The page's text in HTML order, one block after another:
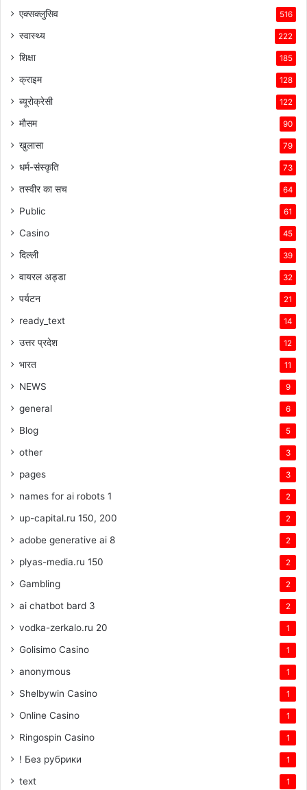
एक्सक्लुसिव 516
स्वास्थ्य 222
शिक्षा 185
क्राइम 128
ब्यूरोक्रेसी 122
मौसम 90
खुलासा 79
धर्म-संस्कृति 73
तस्वीर का सच 64
Public 61
Casino 45
दिल्ली 39
वायरल अड्डा 32
पर्यटन 21
ready_text 14
उत्तर प्रदेश 12
भारत 11
NEWS 9
general 6
Blog 5
other 3
pages 3
names for ai robots 1 2
up-capital.ru 150, 200 2
adobe generative ai 8 2
plyas-media.ru 150 2
Gambling 2
ai chatbot bard 3 2
vodka-zerkalo.ru 20 1
Golisimo Casino 1
anonymous 1
Shelbywin Casino 1
Online Casino 1
Ringospin Casino 1
! Без рубрики 1
text 1